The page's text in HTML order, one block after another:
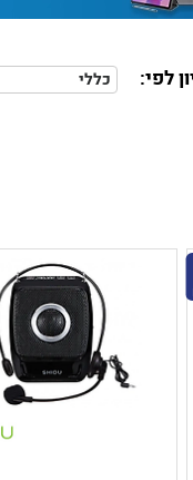
לפי: כללי